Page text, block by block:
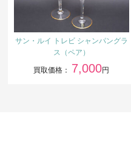
サン・ルイ トレビ シャンパングラ
ス（ペア）
買取価格： 7,000円